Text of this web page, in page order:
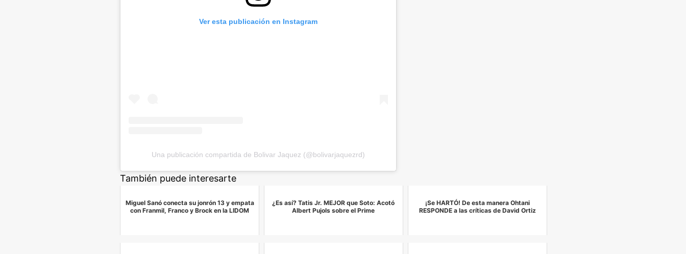
Ver esta publicación en Instagram
Una publicación compartida de Bolivar Jaquez (@bolivarjaquezrd)
También puede interesarte
Miguel Sanó conecta su jonrón 13 y empata
con Franmil, Franco y Brock en la LIDOM
¿Es así? Tatis Jr. MEJOR que Soto: Acotó
Albert Pujols sobre el Prime
¡Se HARTÓ! De esta manera Ohtani
RESPONDE a las críticas de David Ortiz